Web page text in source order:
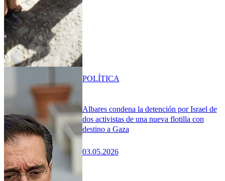
Albares condena la detención por Israel de
dos activistas de una nueva flotilla con
destino a Gaza
03.05.2026
POLÍTICA